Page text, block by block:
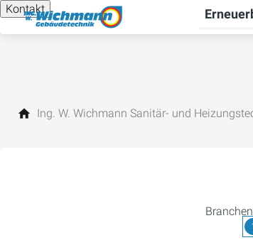
Kontakt
Ing. W. Wichmann Sanitär- und
1